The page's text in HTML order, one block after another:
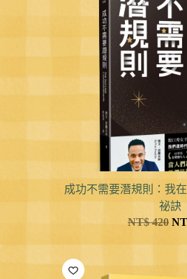
成功不需要潛規則：我
祕訣
NT$420